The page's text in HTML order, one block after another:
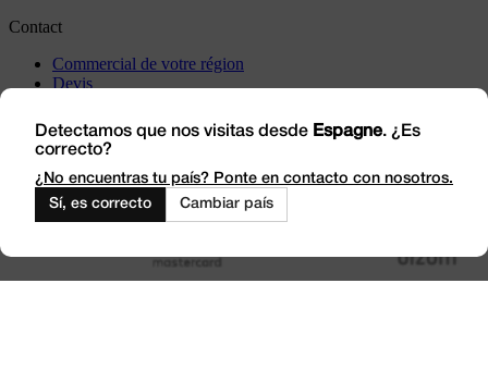
Contact
Commercial de votre région
Devis
Rendez-nous visite
Travaillez avec nous
Outlet
Detectamos que nos visitas desde Espagne. ¿Es
correcto?
¿No encuentras tu país? Ponte en contacto con nosotros.
Sí, es correcto
Cambiar país